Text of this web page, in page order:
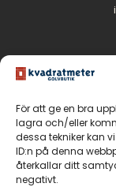
För att ge en bra
lagra och/eller
dessa tekniker kan
ID:n på denna
återkallar ditt
negativt.